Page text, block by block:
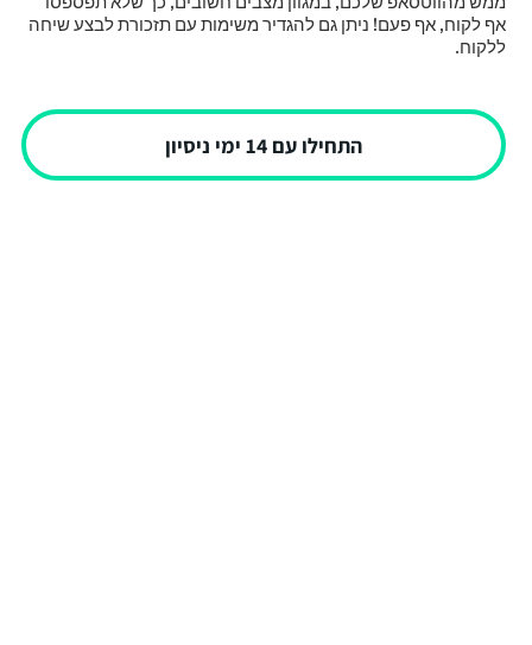
אף לקוח, אף פעם! ניתן גם להגדיר משימות עם תזכורת לבצע שיחה
ללקוח.
התחילו עם 14 ימי ניסיון